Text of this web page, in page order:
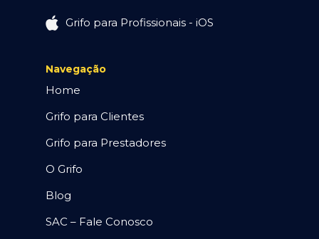
Grifo para Profissionais - iOS
Navegação
Home
Grifo para Clientes
Grifo para Prestadores
O Grifo
Blog
SAC – Fale Conosco